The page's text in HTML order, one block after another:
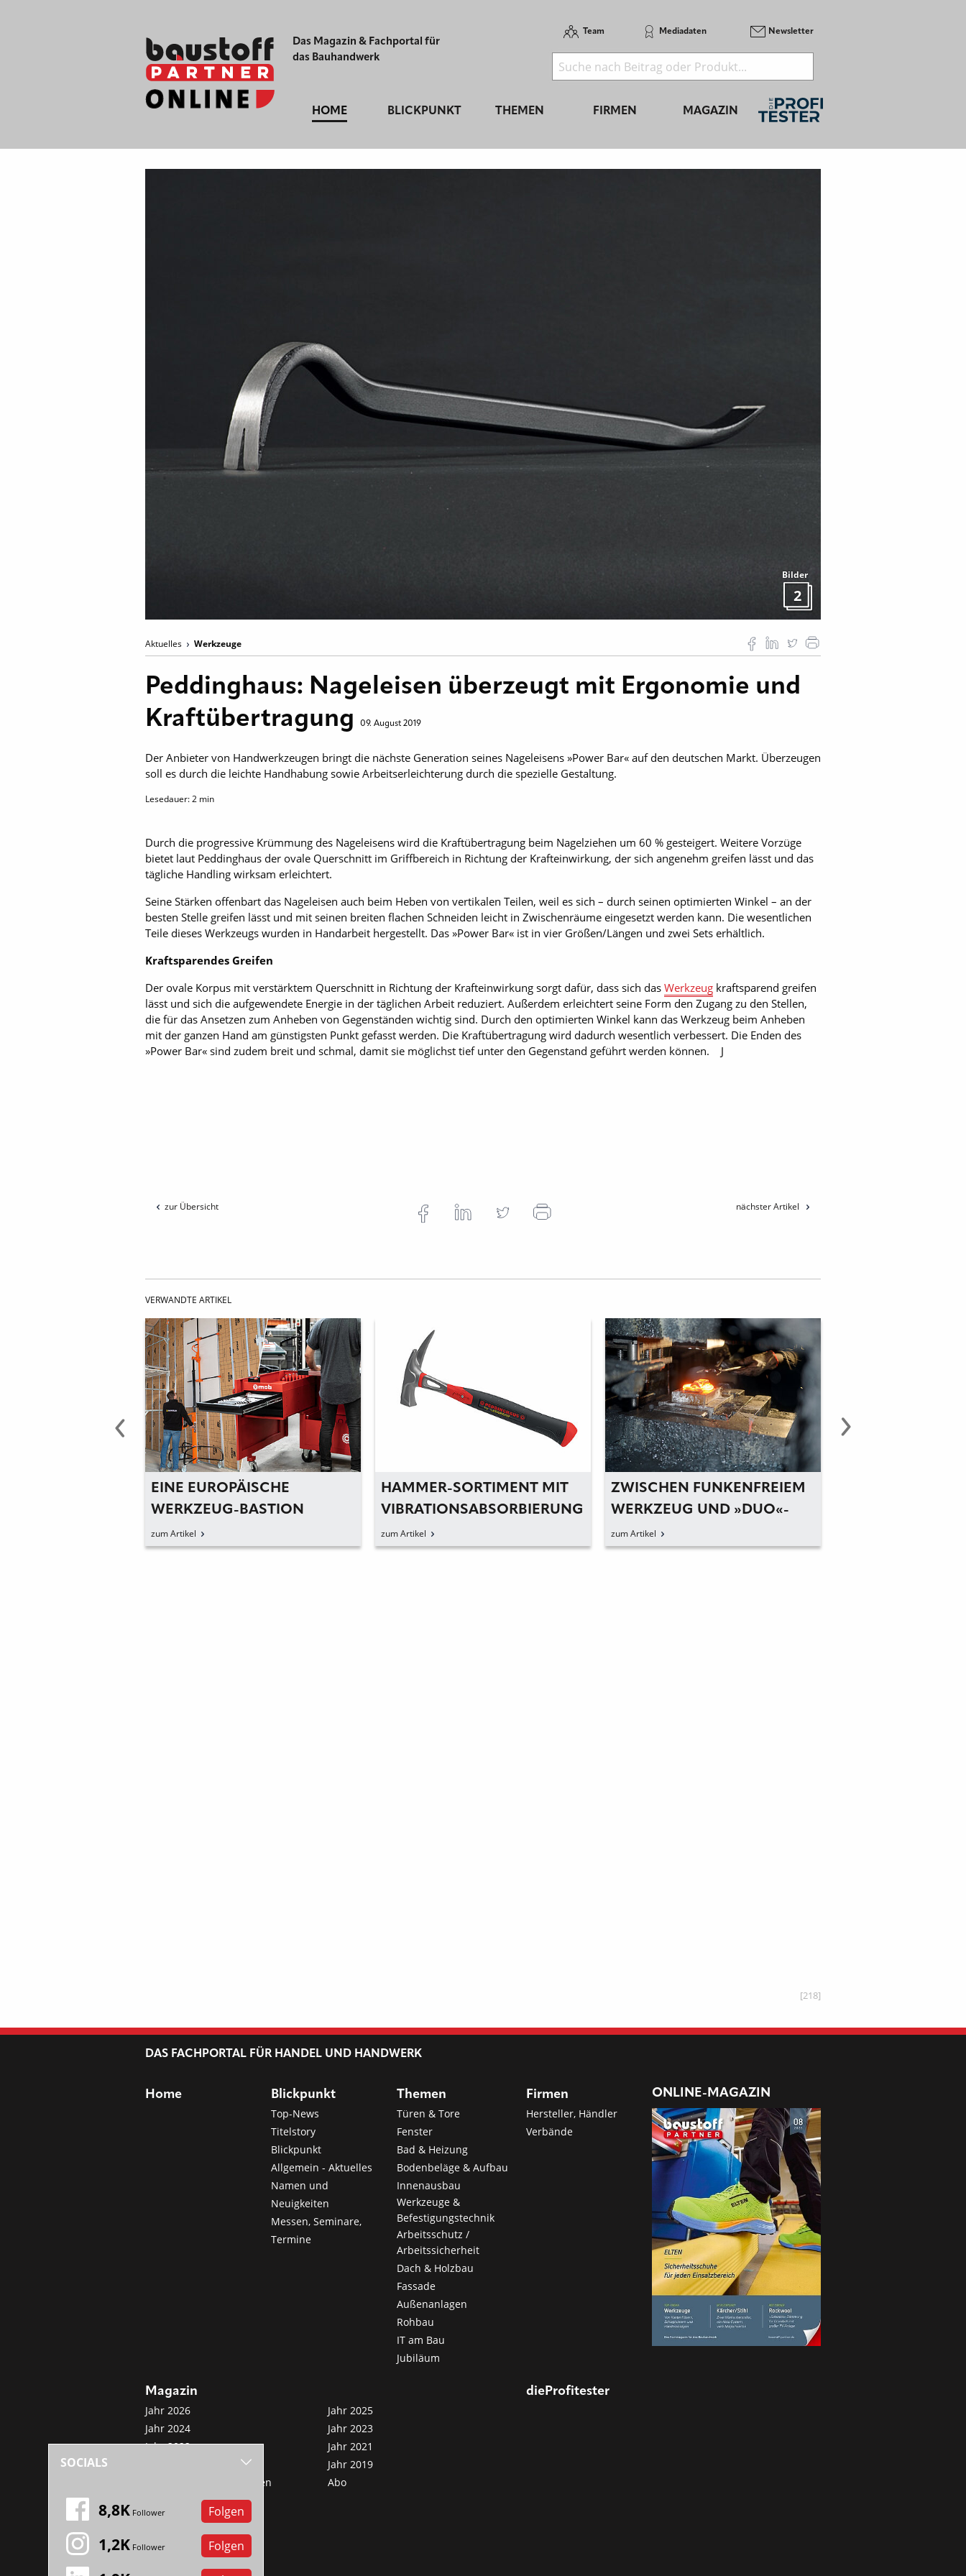
Das Magazin & Fachportal für
das Bauhandwerk
Team Mediadaten Newsletter
HOME BLICKPUNKT THEMEN FIRMEN MAGAZIN
Bilder
2
Aktuelles Werkzeuge
Peddinghaus: Nageleisen überzeugt mit Ergonomie und
Kraftübertragung
09. August 2019
Der Anbieter von Handwerkzeugen bringt die nächste Generation seines Nageleisens »Power Bar« auf den deutschen Markt. Überzeugen
soll es durch die leichte Handhabung sowie Arbeitserleichterung durch die spezielle Gestaltung.
Lesedauer:2 min
Durch die progressive Krümmung des Nageleisens wird die Kraftübertragung beim Nagelziehen um 60 % gesteigert. Weitere Vorzüge
bietet laut Peddinghaus der ovale Querschnitt im Griffbereich in Richtung der Krafteinwirkung, der sich angenehm greifen lässt und das
tägliche Handling wirksam erleichtert.
Seine Stärken offenbart das Nageleisen auch beim Heben von vertikalen Teilen, weil es sich – durch seinen optimierten Winkel – an der
besten Stelle greifen lässt und mit seinen breiten flachen Schneiden leicht in Zwischenräume eingesetzt werden kann. Die wesentlichen
Teile dieses Werkzeugs wurden in Handarbeit hergestellt. Das »Power Bar« ist in vier Größen/Längen und zwei Sets erhältlich.
Kraftsparendes Greifen
Der ovale Korpus mit verstärktem Querschnitt in Richtung der Krafteinwirkung sorgt dafür, dass sich das Werkzeug kraftsparend greifen
lässt und sich die aufgewendete Energie in der täglichen Arbeit reduziert. Außerdem erleichtert seine Form den Zugang zu den Stellen,
die für das Ansetzen zum Anheben von Gegenständen wichtig sind. Durch den optimierten Winkel kann das Werkzeug beim Anheben
mit der ganzen Hand am günstigsten Punkt gefasst werden. Die Kraftübertragung wird dadurch wesentlich verbessert. Die Enden des
»Power Bar« sind zudem breit und schmal, damit sie möglichst tief unter den Gegenstand geführt werden können. J
zur Übersicht nächster Artikel
VERWANDTE ARTIKEL
EINE EUROPÄISCHE
WERKZEUG-BASTION
zum Artikel
HAMMER-SORTIMENT MIT
VIBRATIONSABSORBIERUNG
zum Artikel
ZWISCHEN FUNKENFREIEM
WERKZEUG UND »DUO«-
HAMMER
zum Artikel
[218]
DAS FACHPORTAL FÜR HANDEL UND HANDWERK
Home Blickpunkt
Top-News
Titelstory
Blickpunkt
Allgemein - Aktuelles
Namen und
Neuigkeiten
Messen, Seminare,
Termine
Themen
Türen & Tore
Fenster
Bad & Heizung
Bodenbeläge & Aufbau
Innenausbau
Werkzeuge &
Befestigungstechnik
Arbeitsschutz /
Arbeitssicherheit
Dach & Holzbau
Fassade
Außenanlagen
Rohbau
IT am Bau
Jubiläum
Firmen
Hersteller, Händler
Verbände
Magazin
Jahr 2026
Jahr 2025
Jahr 2024
Jahr 2023
Jahr 2022
Jahr 2021
Jahr 2019
Sonderveröffentlichungen
Abo
dieProfitester
ONLINE-MAGAZIN
SOCIALS
8,8K Follower Folgen
1,2K Follower Folgen